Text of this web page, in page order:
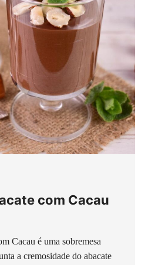
com Cacau
Cacau é uma sobremesa
a cremosidade do abacate